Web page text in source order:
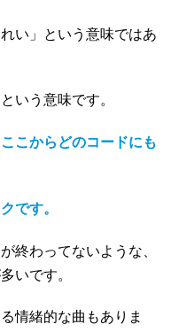
い」という意味ではあ
という意味です。
こからどのコードにも
です。
終わってないような、
いです。
情緒的な曲もありま